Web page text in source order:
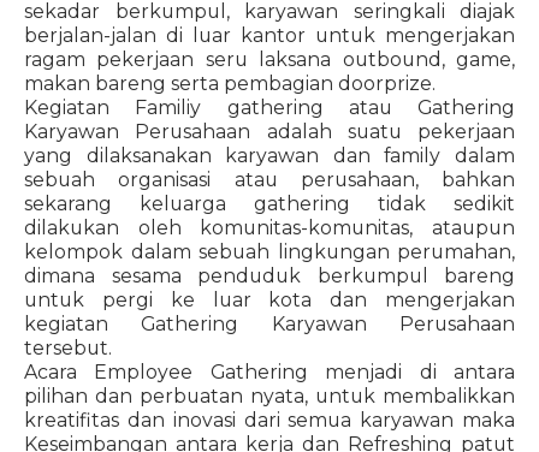
sekadar berkumpul, karyawan seringkali diajak
berjalan-jalan di luar kantor untuk mengerjakan
ragam pekerjaan seru laksana outbound, game,
makan bareng serta pembagian doorprize.
Kegiatan Familiy gathering atau Gathering
Karyawan Perusahaan adalah suatu pekerjaan
yang dilaksanakan karyawan dan family dalam
sebuah organisasi atau perusahaan, bahkan
sekarang keluarga gathering tidak sedikit
dilakukan oleh komunitas-komunitas, ataupun
kelompok dalam sebuah lingkungan perumahan,
dimana sesama penduduk berkumpul bareng
untuk pergi ke luar kota dan mengerjakan
kegiatan Gathering Karyawan Perusahaan
tersebut.
Acara Employee Gathering menjadi di antara
pilihan dan perbuatan nyata, untuk membalikkan
kreatifitas dan inovasi dari semua karyawan maka
Keseimbangan antara kerja dan Refreshing patut